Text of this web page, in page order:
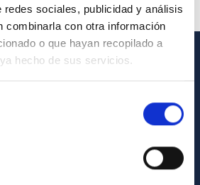
redes sociales, publicidad y análisis
combinarla con otra información
o que hayan recopilado a
hecho de sus servicios.